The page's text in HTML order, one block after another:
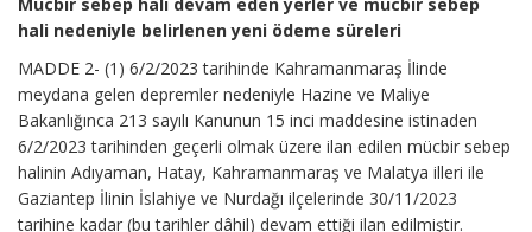
hali nedeniyle belirlenen yeni ödeme süreleri
MADDE 2- (1) 6/2/2023 tarihinde Kahramanmaraş İlinde
meydana gelen depremler nedeniyle Hazine ve Maliye
Bakanlığınca 213 sayılı Kanunun 15 inci maddesine istinaden
6/2/2023 tarihinden geçerli olmak üzere ilan edilen mücbir sebep
halinin Adıyaman, Hatay, Kahramanmaraş ve Malatya illeri ile
Gaziantep İlinin İslahiye ve Nurdağı ilçelerinde 30/11/2023
tarihine kadar (bu tarihler dâhil) devam ettiği ilan edilmiştir.